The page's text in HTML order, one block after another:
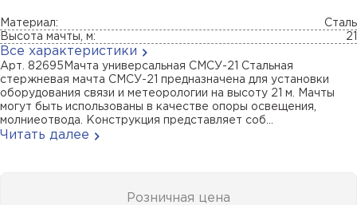
Материал:
Сталь
Высота мачты, м:
21
Все характеристики
Арт. 82695Мачта универсальная СМСУ-21 Стальная
стержневая мачта СМСУ-21 предназначена для установки
оборудования связи и метеорологии на высоту 21 м. Мачты
могут быть использованы в качестве опоры освещения,
молниеотвода. Конструкция представляет соб...
Читать далее
Розничная цена